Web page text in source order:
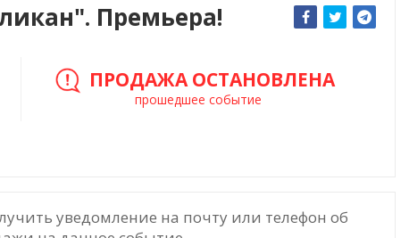
Премьера!
ПРОДАЖА ОСТАНОВЛЕНА
прошедшее событие
уведомление на почту или телефон об